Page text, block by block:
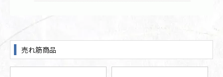
売れ筋商品